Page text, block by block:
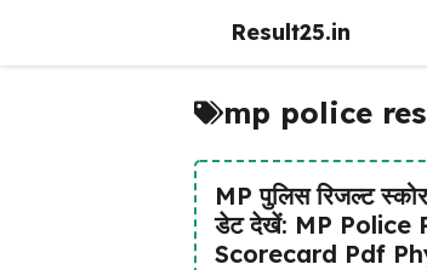
Result25.in
mp police
MP पुलिस रिजल्ट
डेट देखें: MP Police
Scorecard Pdf